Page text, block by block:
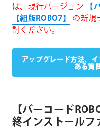
は、現行バージョン
【
【組版ROBO7】
の新規
討ください。
アップグレード方法、
ある質
【バーコード
終インストール